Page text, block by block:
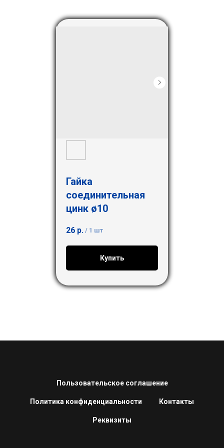
Гайка
соединительная
цинк ø10
26 р. / 1 шт
Купить
Пользовательское соглашение
Политика конфиденциальности Контакты
Реквизиты